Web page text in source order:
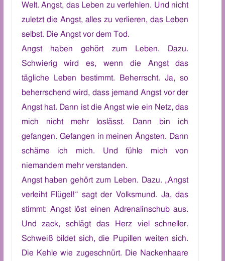
Welt. Angst, das Leben zu verfehlen. Und nicht
zuletzt die Angst, alles zu verlieren, das Leben
selbst. Die Angst vor dem Tod.
Angst haben gehört zum Leben. Dazu.
Schwierig wird es, wenn die Angst das
tägliche Leben bestimmt.
Beherrscht. Ja,so
beherrschendwird, dass jemand Angst vor der
Angst hat. Dann ist die Angst wie ein Netz, das
mich nicht mehr loslässt.
Dann bin ich
gefangen. Gefangen in meinen Ängsten. Dann
schäme ich mich. Undfühle mich von
niemandem mehr verstanden.
Angst haben gehört zum Leben. Dazu. „Angst
verleiht Flügel!“ sagt der Volksmund. Ja, das
stimmt: Angst löst einen Adrenalinschub aus.
Und zack, schlägtdas Herz viel schneller.
Schweiß bildet sich, die Pupillen weiten sich.
Die Kehle wie zugeschnürt. Die Nackenhaare